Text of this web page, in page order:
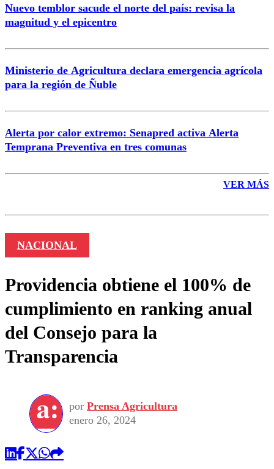
Nuevo temblor sacude el norte del país: revisa la
magnitud y el epicentro
Ministerio de Agricultura declara emergencia agrícola
para la región de Ñuble
Alerta por calor extremo: Senapred activa Alerta
Temprana Preventiva en tres comunas
VER MÁS
NACIONAL
Providencia obtiene el 100% de
cumplimiento en ranking anual
del Consejo para la
Transparencia
por Prensa Agricultura
enero 26, 2024